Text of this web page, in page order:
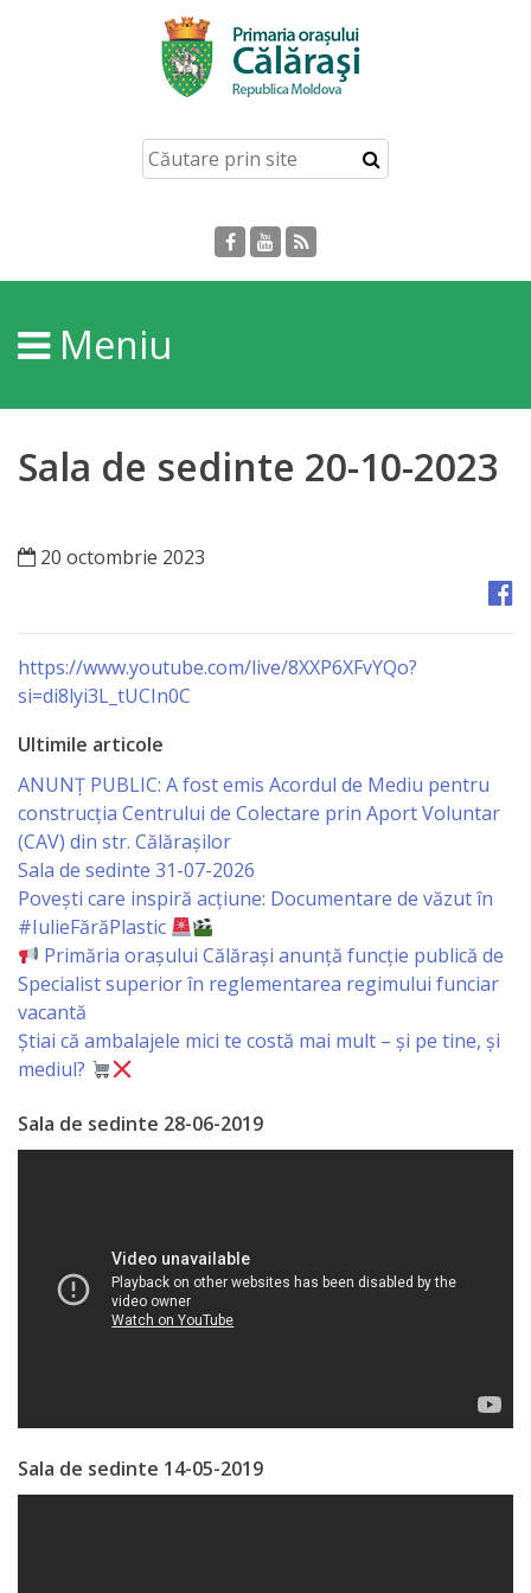
Despre
Orașului
Personalități
Regulamente
Strategii
Registrul
de
Stat
al
Actelor
Locale
Primăria
Aparatul
Primăriei
Lista
Călăraşi
Contabilitate
Arhitectură
şi
Meniu
Sala de sedinte 20-10-2023
20 octombrie 2023
https://www.youtube.com/live/8XXP6XFvYQo?
si=di8lyi3L_tUCIn0C
Ultimile articole
ANUNȚ PUBLIC: A fost emis Acordul de Mediu pentru
construcția Centrului de Colectare prin Aport Voluntar
(CAV) din str. Călărașilor
Sala de sedinte 31-07-2026
Povești care inspiră acțiune: Documentare de văzut în
#IulieFărăPlastic
Primăria orașului Călărași anunță funcție publică de
Specialist superior în reglementarea regimului funciar
vacantă
Știai că ambalajele mici te costă mai mult – și pe tine, și
mediul?
Sala de sedinte 28-06-2019
Sala de sedinte 14-05-2019